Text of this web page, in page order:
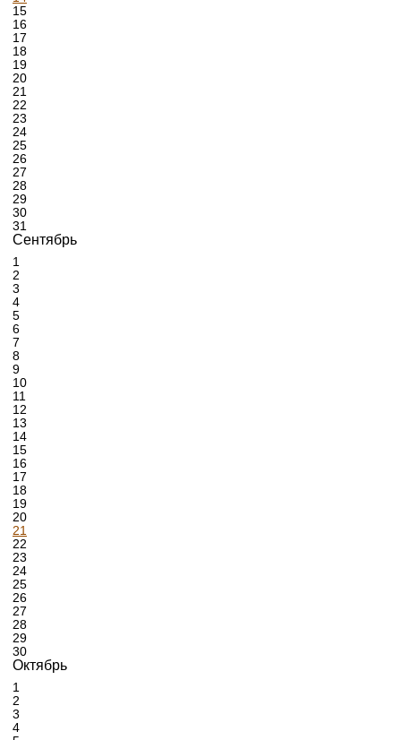
15
16
17
18
19
20
21
22
23
24
25
26
27
28
29
30
31
Сентябрь
1
2
3
4
5
6
7
8
9
10
11
12
13
14
15
16
17
18
19
20
21
22
23
24
25
26
27
28
29
30
Октябрь
1
2
3
4